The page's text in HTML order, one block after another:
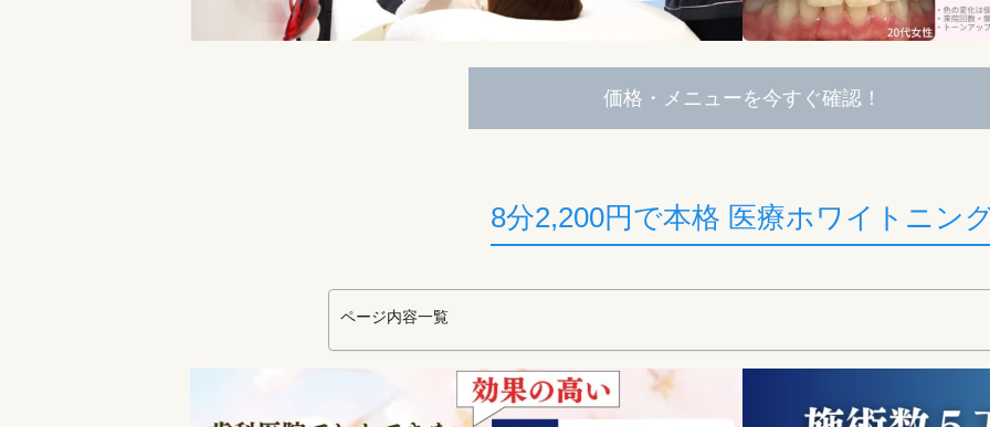
価格・メニューを今すぐ確認！
8分2,200円で本格 医療ホワイトニン
ページ内容一覧